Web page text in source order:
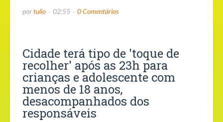
portulio 02:55 0 Comentários
Cidade terá tipo de 'toque de
recolher' após as 23h para
crianças e adolescente com
menos de 18 anos,
desacompanhados dos
responsáveis